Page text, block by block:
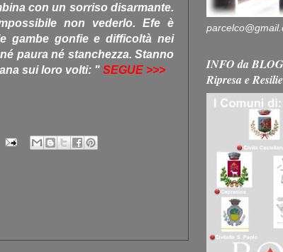
con un sorriso disarmante.
non vederlo. Efe è
gambe gonfie e difficoltà nei
paura né stanchezza. Stanno
sui loro volti: " SEGUE >>>
INFO da
Ripresa e